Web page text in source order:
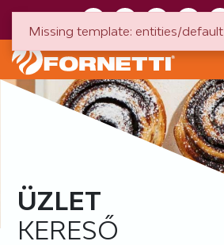
ÜZLET
KERESŐ
Missing template: entities/default